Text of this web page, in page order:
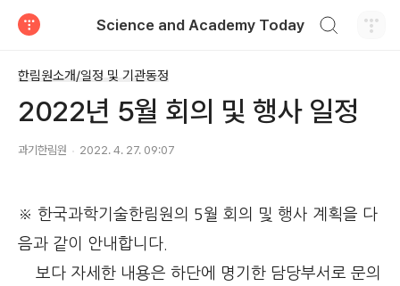
Science and Academy Today
한림원소개/일정 및 기관동정
2022년 5월 회의 및 행사 일정
과기한림원 2022. 4. 27. 09:07
※ 한국과학기술한림원의 5월 회의 및 행사 계획을 다
음과 같이 안내합니다.
보다 자세한 내용은 하단에 명기한 담당부서로 문의